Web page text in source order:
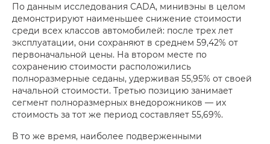
По данным исследования СADA, минивэны в целом
демонстрируют наименьшее снижение стоимости
среди всех классов автомобилей: после трех лет
эксплуатации, они сохраняют в среднем 59,42% от
первоначальной цены. На втором месте по
сохранению стоимости расположились
полноразмерные седаны, удерживая 55,95% от своей
начальной стоимости. Третью позицию занимает
сегмент полноразмерных внедорожников — их
стоимость за тот же период составляет 55,69%.
В то же время, наиболее подверженными